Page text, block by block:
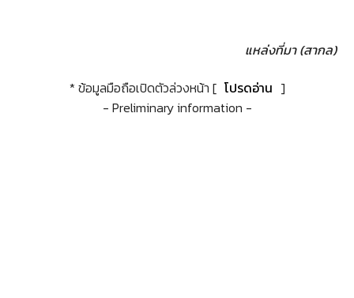
แหล่งที่มา (สากล)
* ข้อมูลมือถือเปิดตัวล่วงหน้า [ โปรดอ่าน ]
- Preliminary information -